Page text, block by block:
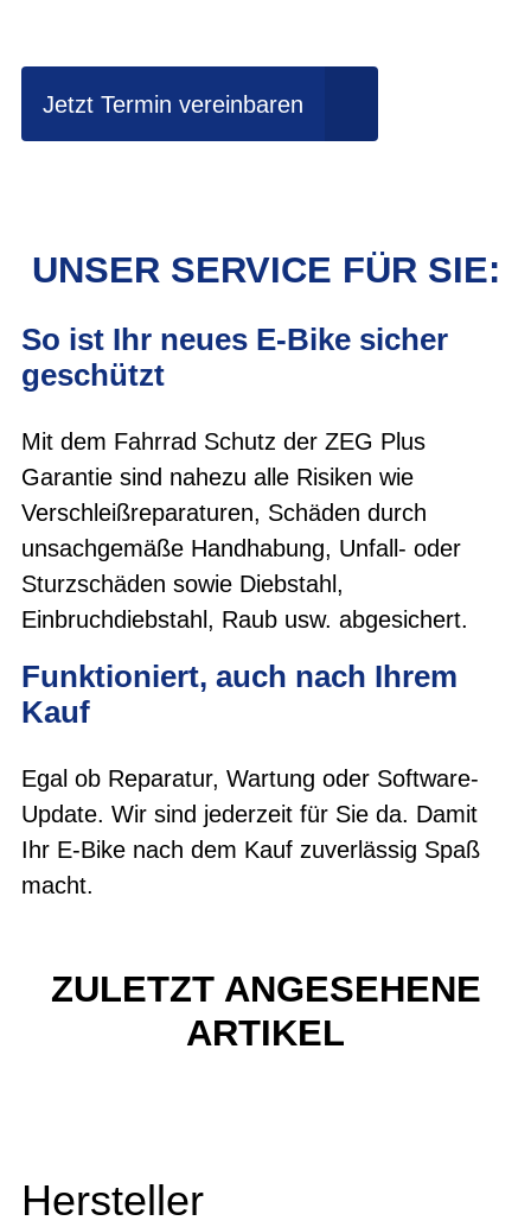
Jetzt Termin vereinbaren
UNSER SERVICE FÜR SIE:
So ist Ihr neues E-Bike sicher
geschützt
Mit dem Fahrrad Schutz der ZEG Plus
Garantie sind nahezu alle Risiken wie
Verschleißreparaturen, Schäden durch
unsachgemäße Handhabung, Unfall- oder
Sturzschäden sowie Diebstahl,
Einbruchdiebstahl, Raub usw. abgesichert.
Funktioniert, auch nach Ihrem
Kauf
Egal ob Reparatur, Wartung oder Software-
Update. Wir sind jederzeit für Sie da. Damit
Ihr E-Bike nach dem Kauf zuverlässig Spaß
macht.
ZULETZT ANGESEHENE
ARTIKEL
Hersteller